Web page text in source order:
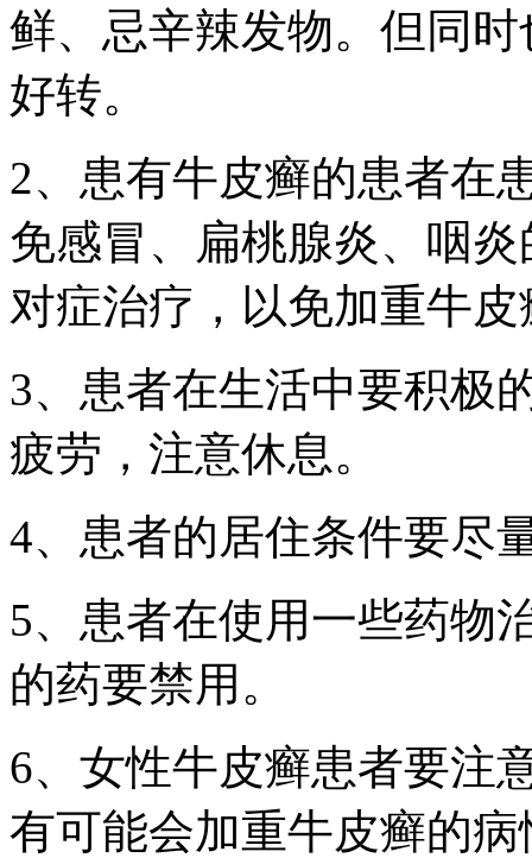
鲜、忌辛辣发物。但同
好转。
2、患有牛皮癣的患者在
免感冒、扁桃腺炎、咽
对症治疗，以免加重牛皮
3、患者在生活中要积极
疲劳，注意休息。
4、患者的居住条件要尽
5、患者在使用一些药物
的药要禁用。
6、女性牛皮癣患者要注
有可能会加重牛皮癣的病